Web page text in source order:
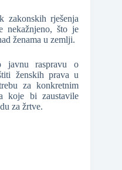
zakonskih rješenja
nekažnjeno, što je
ženama u zemlji.
javnu raspravu o
ženskih prava u
za konkretnim
koje bi zaustavile
za žrtve.